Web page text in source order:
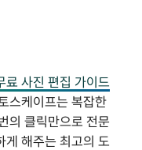
료 사진 편집 가이드
스케이프는 복잡한
의 클릭만으로 전문
게 해주는 최고의 도